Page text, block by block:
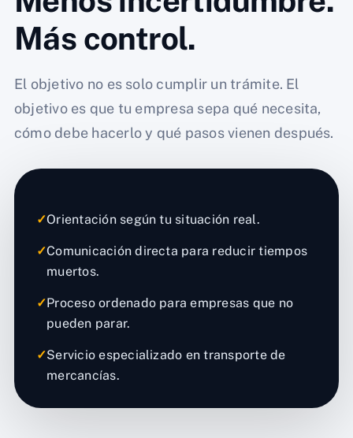
Más control.
El objetivo no es solo cumplir un trámite. El
objetivo es que tu empresa sepa qué necesita,
cómo debe hacerlo y qué pasos vienen después.
✓Orientación según tu situación real.
✓Comunicación directa para reducir tiempos
muertos.
✓Proceso ordenado para empresas que no
pueden parar.
✓Servicio especializado en transporte de
mercancías.